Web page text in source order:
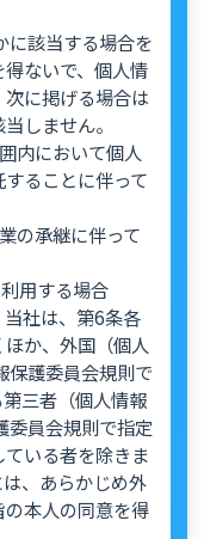
該当する場合を
ないで、個人情
に掲げる場合は
しません。
において個人
ることに伴って
承継に伴って
用する場合
社は、第6条各
か、外国（個人
保護委員会規則で
三者（個人情報
委員会規則で指定
いる者を除きま
、あらかじめ外
本人の同意を得